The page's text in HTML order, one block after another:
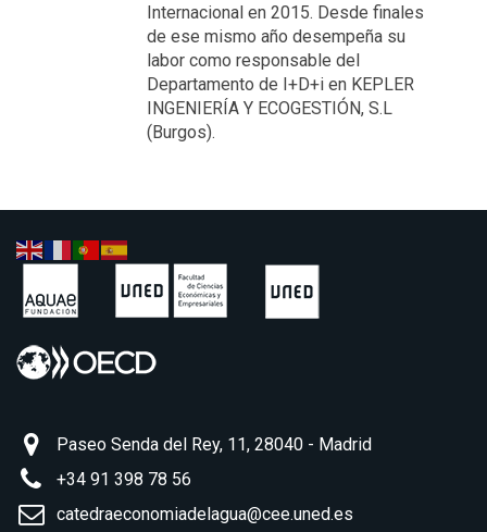
Internacional en 2015. Desde finales
de ese mismo año desempeña su
labor como responsable del
Departamento de I+D+i en KEPLER
INGENIERÍA Y ECOGESTIÓN, S.L
(Burgos).
Paseo Senda del Rey, 11, 28040 - Madrid
+34 91 398 78 56
catedraeconomiadelagua@cee.uned.es